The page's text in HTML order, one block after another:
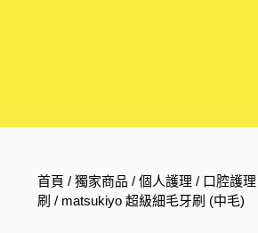
首頁 /獨家商品 /個人護理 / 口腔護理
刷 / matsukiyo 超級細毛牙刷 (中毛)